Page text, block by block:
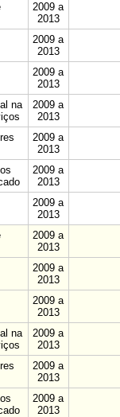
2009 a
2013
2009 a
2013
2009 a
2013
na
2009 a
2013
2009 a
2013
2009 a
2013
2009 a
2013
2009 a
2013
2009 a
2013
2009 a
2013
na
2009 a
2013
2009 a
2013
2009 a
2013